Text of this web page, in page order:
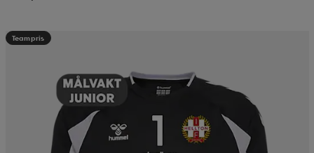
Teampris